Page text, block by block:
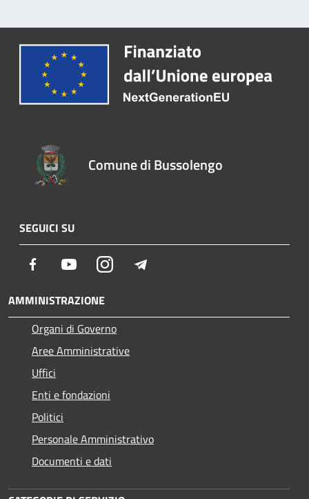
Comune di Bussolengo
SEGUICI SU
Facebook YoutubeInstagram
AMMINISTRAZIONE
Organi di Governo
Aree Amministrative
Uffici
Enti e fondazioni
Politici
Personale Amministrativo
Documenti e dati